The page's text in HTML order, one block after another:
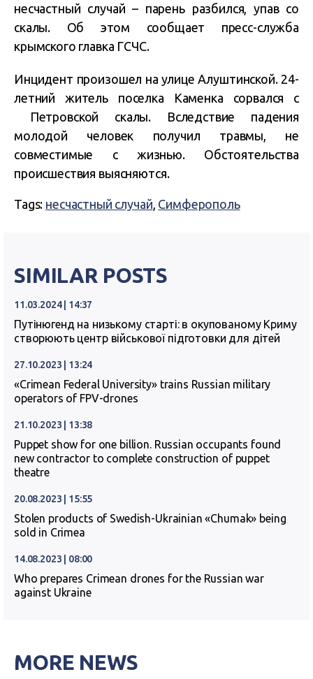
несчастный случай – парень разбился, упав со
скалы. Об этом сообщает пресс-служба
крымского главка ГСЧС.
Инцидент произошел на улице Алуштинской. 24-
летний житель поселка Каменка сорвался с
Петровской скалы. Вследствие падения
молодой человек получил травмы, не
совместимые с жизнью. Обстоятельства
происшествия выясняются.
Tags: несчастный случай, Симферополь
SIMILAR POSTS
11.03.2024 | 14:37
Путінюгенд на низькому старті: в окупованому Криму
створюють центр військової підготовки для дітей
27.10.2023 | 13:24
«Crimean Federal University» trains Russian military
operators of FPV-drones
21.10.2023 | 13:38
Puppet show for one billion. Russian occupants found
new contractor to complete construction of puppet
theatre
20.08.2023 | 15:55
Stolen products of Swedish-Ukrainian «Chumak» being
sold in Crimea
14.08.2023 | 08:00
Who prepares Crimean drones for the Russian war
against Ukraine
MORE NEWS